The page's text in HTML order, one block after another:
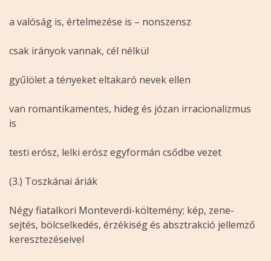
a valóság is, értelmezése is – nonszensz
csak irányok vannak, cél nélkül
gyűlölet a tényeket eltakaró nevek ellen
van romantikamentes, hideg és józan irracionalizmus
is
testi erósz, lelki erósz egyformán csődbe vezet
(3.) Toszkánai áriák
Négy fiatalkori Monteverdi-költemény; kép, zene-
sejtés, bölcselkedés, érzékiség és absztrakció jellemző
keresztezéseivel